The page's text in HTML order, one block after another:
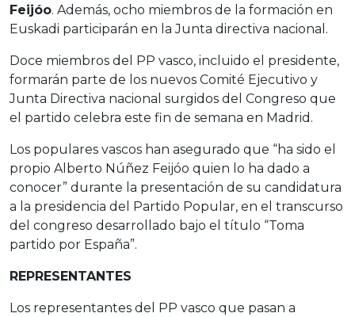
Feijóo. Además, ocho miembros de la formación en
Euskadi participarán en la Junta directiva nacional.
Doce miembros del PP vasco, incluido el presidente,
formarán parte de los nuevos Comité Ejecutivo y
Junta Directiva nacional surgidos del Congreso que
el partido celebra este fin de semana en Madrid.
Los populares vascos han asegurado que “ha sido el
propio Alberto Núñez Feijóo quien lo ha dado a
conocer” durante la presentación de su candidatura
a la presidencia del Partido Popular, en el transcurso
del congreso desarrollado bajo el título “Toma
partido por España”.
REPRESENTANTES
Los representantes del PP vasco que pasan a